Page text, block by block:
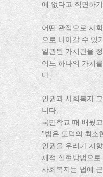
에 없다고 직면하
어떤 관점으로 사
으로 나아갈 수 있
일관된 가치관을
어느 하나의 가치
다.
인권과 사회복지
니다.
국민학교 때 배웠
"법은 도덕의 최소
인권을 우리가 지
체적 실현방법으
사회복지는 법에